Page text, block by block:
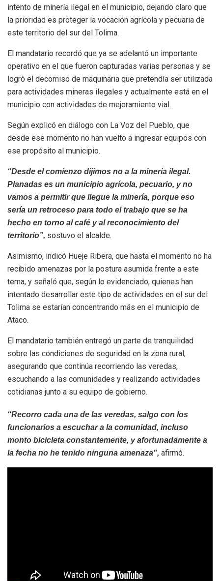
intento de minería ilegal en el municipio, dejando claro que
la prioridad es proteger la vocación agrícola y pecuaria de
este territorio del sur del Tolima.
El mandatario recordó que ya se adelantó un importante
operativo en el que fueron capturadas varias personas y se
logró el decomiso de maquinaria que pretendía ser utilizada
para actividades mineras ilegales y actualmente está en el
municipio con actividades de mejoramiento vial.
Según explicó en diálogo con La Voz del Pueblo, que
desde ese momento no han vuelto a ingresar equipos con
ese propósito al municipio.
“Desde el comienzo dijimos no a la minería ilegal.
Planadas es un municipio agrícola, pecuario, y no
vamos a permitir que llegue la minería, porque eso
sería un retroceso para todo el trabajo que se ha
hecho en torno al café y al reconocimiento del
territorio”, sostuvo el alcalde.
Asimismo, indicó Hueje Ribera, que hasta el momento no ha
recibido amenazas por la postura asumida frente a este
tema, y señaló que, según lo evidenciado, quienes han
intentado desarrollar este tipo de actividades en el sur del
Tolima se estarían concentrando más en el municipio de
Ataco.
El mandatario también entregó un parte de tranquilidad
sobre las condiciones de seguridad en la zona rural,
asegurando que continúa recorriendo las veredas,
escuchando a las comunidades y realizando actividades
cotidianas junto a su equipo de gobierno.
“Recorro cada una de las veredas, salgo con los
funcionarios a escuchar a la comunidad, incluso
monto bicicleta constantemente, y afortunadamente a
la fecha no he tenido ninguna amenaza”, afirmó.